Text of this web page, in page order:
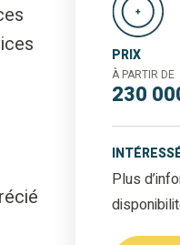
PRIX
À PARTIR DE
230
Plus